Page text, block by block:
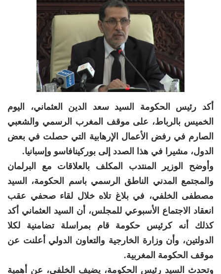
أكد رئيس الحكومة السيد سعد الدين العثماني، اليوم
الخميس بالرباط، على موقف المغرب الرسمي والشعبي
الصارم في رفض الأعمال الإرهابية التي حصلت في بعض
الدول، مشيرا في هذا الصدد إلى بوركينافاسو وإسبانيا.
وأوضح الوزير المنتدب المكلف بالعلاقات مع البرلمان
والمجتمع المدني الناطق الرسمي باسم الحكومة، السيد
مصطفى الخلفي، في بلاغ تلاه خلال لقاء صحفي عقب
انعقاد الاجتماع الأسبوعي للمجلس، أن السيد العثماني أكد
كذلك أنه كرئيس حكومة قام بمراسلة تضامنية لكلا
الدولتين، وأن وزارة الخارجية والتعاون الدولي أعلنت عن
موقف الحكومة المغربية.
وتحدث السيد رئيس الحكومة، يضيف الخلفي، عن أهمية